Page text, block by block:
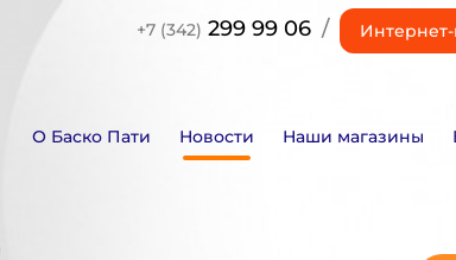
+7 (342) 299 99 06 /
О Баско Пати Новости Наши магазины